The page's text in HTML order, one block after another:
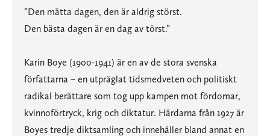
”Den mätta dagen, den är aldrig störst.
Den bästa dagen är en dag av törst.”
Karin Boye (1900-1941) är en av de stora svenska
författarna – en utpräglat tidsmedveten och politiskt
radikal berättare som tog upp kampen mot fördomar,
kvinnoförtryck, krig och diktatur. Härdarna från 1927 är
Boyes tredje diktsamling och innehåller bland annat en